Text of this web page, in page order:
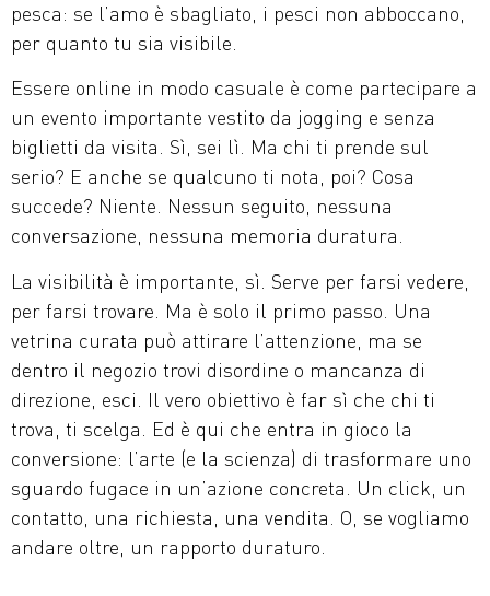
pesca: se l’amo è sbagliato, i pesci non abboccano,
per quanto tu sia visibile.
Essere online in modo casuale è come partecipare a
un evento importante vestito da jogging e senza
biglietti da visita. Sì, sei lì. Ma chi ti prende sul
serio? E anche se qualcuno ti nota, poi? Cosa
succede? Niente. Nessun seguito, nessuna
conversazione, nessuna memoria duratura.
La visibilità è importante, sì. Serve per farsi vedere,
per farsi trovare. Ma è solo il primo passo. Una
vetrina curata può attirare l’attenzione, ma se
dentro il negozio trovi disordine o mancanza di
direzione, esci. Il vero obiettivo è far sì che chi ti
trova, ti scelga. Ed è qui che entra in gioco la
conversione: l’arte (e la scienza) di trasformare uno
sguardo fugace in un’azione concreta. Un click, un
contatto, una richiesta, una vendita. O, se vogliamo
andare oltre, un rapporto duraturo.